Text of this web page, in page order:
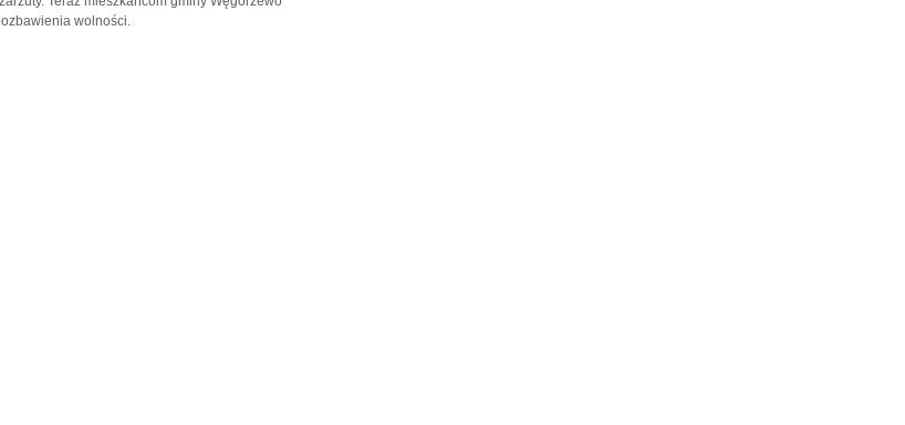
wolności.